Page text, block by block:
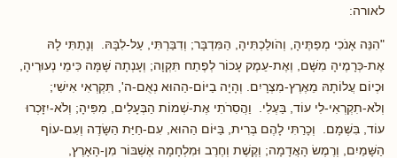
לאורה:
"הִנֵּה אָנֹכִי מְפַתֶּיהָ, וְהֹולַכְתִּיהָ, הַמִּדְבָּר; וְדִבַּרְתִּי, עַל-לִבָּהּ. וְנָתַתִּי לָהּ
אֶת-כְּרָמֶיהָ מִשָּׁם, וְאֶת-עֵמֶק עָכוֹר לְפֶתַח תִּקְוָה; וְעָנְתָה שָּׁמָּה כִּימֵי נְעוּרֶיהָ,
וּכְיוֹם עֲלוֹתָהּ מֵאֶרֶץ-מִצְרָיִם. וְהָיָה בַיּוֹם-הַהוּא נְאֻם-ה', תִּקְרְאִי אִישִׁי;
וְלֹא-תִקְרְאִי-לִי עוֹד, בַּעְלִי. וַהֲסִרֹתִי אֶת-שְׁמוֹת הַבְּעָלִים, מִפִּיהָ; וְלֹא-יִזָּכְרוּ
עוֹד, בִּשְׁמָם. וְכָרַתִּי לָהֶם בְּרִית, בַּיּוֹם הַהוּא, עִם-חַיַּת הַשָּׂדֶה וְעִם-עוֹף
הַשָּׁמַיִם, וְרֶמֶשׂ הָאֲדָמָה; וְקֶשֶׁת וְחֶרֶב וּמִלְחָמָה אֶשְׁבּוֹר מִן-הָאָרֶץ,